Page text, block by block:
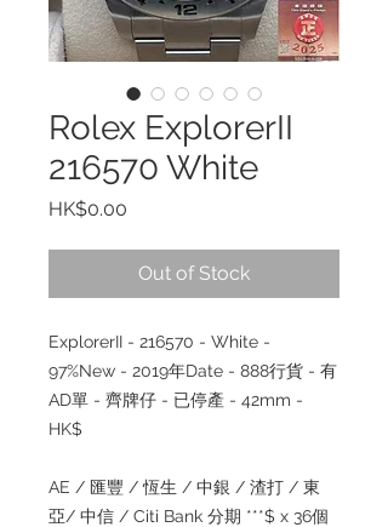
Rolex ExplorerII
216570 White
HK$0.00
Out of Stock
ExplorerII - 216570 - White -
97%New - 2019年Date - 888行貨 - 有
AD單 - 齊牌仔 - 已停產 - 42mm -
HK$
AE / 匯豐 / 恆生 / 中銀 / 渣打 / 東
亞/ 中信 / Citi Bank 分期 ***$ x 36個